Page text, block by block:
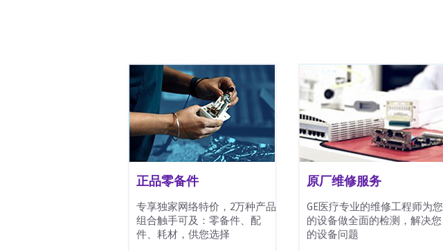
正品零备件
专享独家网络特价，2万种产品
组合触手可及：零备件、配
件、耗材，供您选择
原厂维修服务
GE医疗专业的维修工程师为您
的设备做全面的检测，解决您
的设备问题